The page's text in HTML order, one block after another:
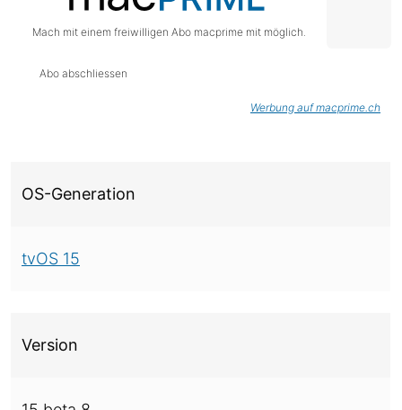
Mach mit einem freiwilligen Abo macprime mit möglich.
Abo abschliessen
Werbung auf macprime.ch
OS-Generation
tvOS 15
Version